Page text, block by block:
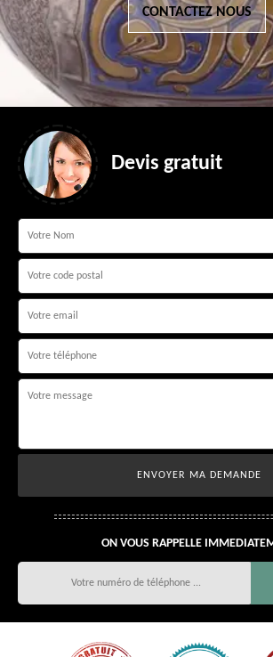
CONTACTEZ NOUS
Devis gratuit
ON VOUS RAPPELLE